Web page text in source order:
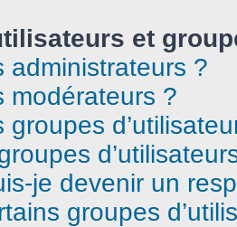
et
administrateurs ?
modérateurs ?
groupes
je devenir un
groupes